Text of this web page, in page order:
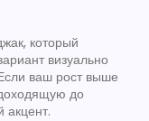
который
визуально
ваш рост выше
до
акцент.